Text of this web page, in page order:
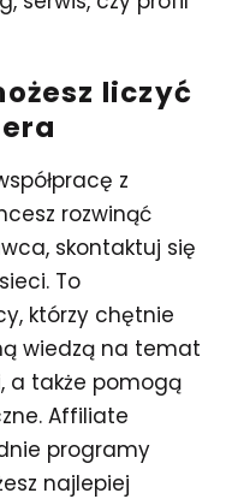
liczyć
z
rozwinąć
skontaktuj się
To
którzy chętnie
wiedzą na temat
a także pomogą
Affiliate
programy
najlepiej